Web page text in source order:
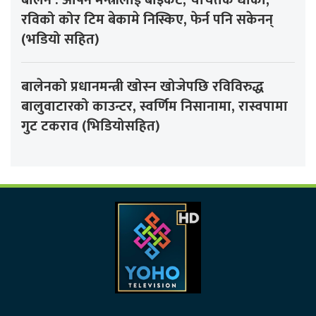
रविको कोर टिम बेकामे निस्किए, फेर्न पनि सकेनन्
(भडियो सहित)
बालेनको प्रधानमन्त्री खोस्न खोजेपछि रविविरुद्ध
बालुवाटारको काउन्टर, स्वर्णिम निसानामा, रास्वपामा
गुट टकराव (भिडियोसहित)